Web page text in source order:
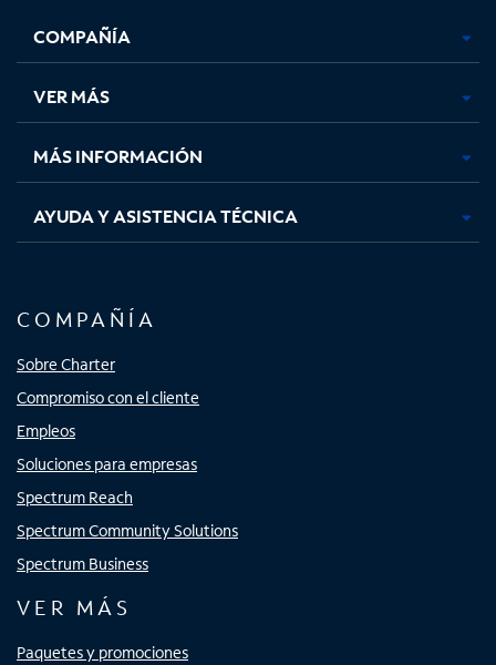
abre
en
pestaña
nueva
abre
en
pestaña
nueva
abre
en
pestaña
nueva
en
nueva
COMPAÑÍA
VER MÁS
MÁS INFORMACIÓN
AYUDA Y ASISTENCIA TÉCNICA
COMPAÑÍA
Sobre Charter
Compromiso con el cliente
Empleos
Soluciones para empresas
Spectrum Reach
Spectrum Community Solutions
Spectrum Business
VER MÁS
Paquetes y promociones